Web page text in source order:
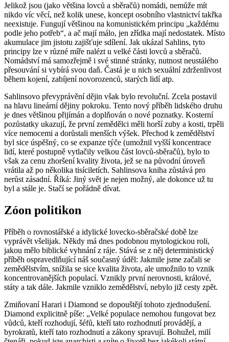
Jelikož jsou (jako většina lovců a sběračů) nomádi, nemůže mít
nikdo víc věcí, než kolik unese, koncept osobního vlastnictví takřka
neexistuje. Fungují většinou na komunistickém principu „každému
podle jeho potřeb“, a ač mají málo, jen zřídka mají nedostatek. Místo
akumulace jim jistotu zajišťuje sdílení. Jak ukázal Sahlins, tyto
principy lze v různé míře nalézt u velké části lovců a sběračů.
Nomádství má samozřejmě i své stinné stránky, nutnost neustálého
přesouvání si vybírá svou daň. Častá je u nich sexuální zdrženlivost
během kojení, zabíjení novorozenců, starých lidí atp.
Sahlinsovo převyprávění dějin však bylo revoluční. Zcela postavil
na hlavu lineární dějiny pokroku. Tento nový příběh lidského druhu
je dnes většinou přijímán a doplňován o nové poznatky. Kosterní
pozůstatky ukazují, že první zemědělci měli horší zuby a kosti, trpěli
více nemocemi a dorůstali menších výšek. Přechod k zemědělství
byl sice úspěšný, co se expanze týče (umožnil vyšší koncentrace
lidí, které postupně vytlačily velkou část lovců-sběračů), bylo to
však za cenu zhoršení kvality života, jež se na původní úroveň
vrátila až po několika tisíciletích. Sahlinsova kniha zůstává pro
nerůst zásadní. Říká: Jiný svět je nejen možný, ale dokonce už tu
byl a stále je. Stačí se pořádně dívat.
Zóon politikon
Příběh o rovnostářské a idylické lovecko-sběračské době lze
vyprávět všelijak. Někdy má dnes podobnou mytologickou roli,
jakou mělo biblické vyhnání z ráje. Stává se z něj deterministický
příběh ospravedlňující náš současný úděl: Jakmile jsme začali se
zemědělstvím, snížila se sice kvalita života, ale umožnilo to vznik
koncentrovanějších populací. Vznikly první nerovnosti, králové,
státy a tak dále. Jakmile vzniklo zemědělství, nebylo již cesty zpět.
Zmiňovaní Harari i Diamond se dopouštějí tohoto zjednodušení.
Diamond explicitně píše: „Velké populace nemohou fungovat bez
vůdců, kteří rozhodují, šéfů, kteří tato rozhodnutí provádějí, a
byrokratů, kteří tato rozhodnutí a zákony spravují. Bohužel, milí